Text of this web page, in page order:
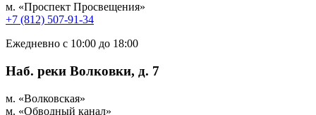
м. «Проспект Просвещения»
+7 (812) 507-91-34
Ежедневно с 10:00 до 18:00
Наб. реки Волковки, д. 7
м. «Волковская»
м. «Обводный канал»